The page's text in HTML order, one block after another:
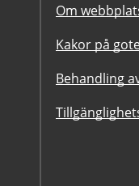
Om
Kakor på
Behandling